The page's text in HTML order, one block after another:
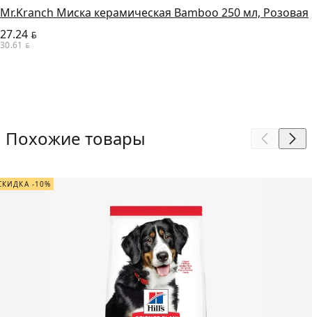
Mr.Kranch Миска керамическая Bamboo 250 мл, Розовая
27.24 BYN
30.61 BYN
Похожие товары
-10%